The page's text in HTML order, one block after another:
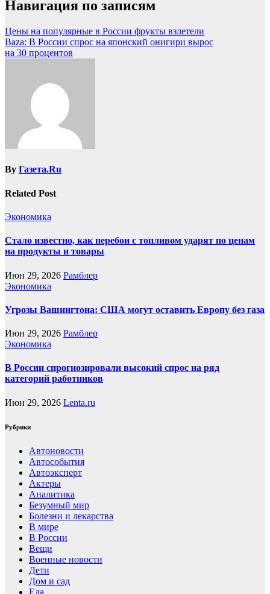
Навигация по записям
Цены на популярные в России фрукты взлетели
Baza: В России спрос на японский онигири вырос
на 30 процентов
By Газета.Ru
Related Post
Экономика
Стало известно, как перебои с топливом ударят по ценам
на продукты и товары
Июн 29, 2026 Рамблер
Экономика
Угрозы Вашингтона: США могут оставить Европу без газа
Июн 29, 2026 Рамблер
Экономика
В России спрогнозировали высокий спрос на ряд
категорий работников
Июн 29, 2026 Lenta.ru
Рубрики
Автоновости
Автособытия
Автоэксперт
Актеры
Аналитика
Безумный мир
Болезни и лекарства
В мире
В России
Вещи
Военные новости
Дети
Дом и сад
Еда